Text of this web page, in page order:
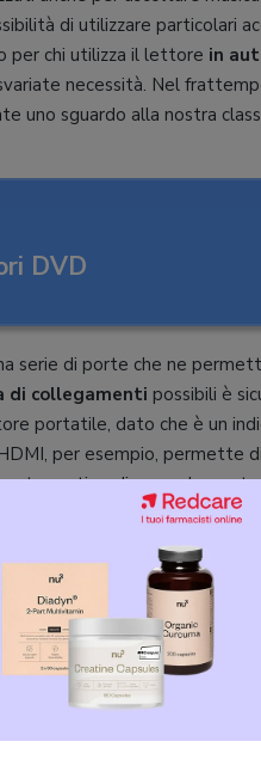
di utilizzare particolari
chi utilizza il lettore in
necessità. Nel
uno sguardo alla nostra
DVD
serie di porte che ne
di collegamenti possibili è
portatile, dato che è un
per esempio, permette
stesso tipo di presa. La porta
di archiviazione esterno, in
salvati su un DVD,
Le slot SD o Micro SD
da bambini potrebbe non
per le tecnologie senza
DVD portatili. Non si
è abbastanza semplice
con cui è possibile collegare,
in considerazione